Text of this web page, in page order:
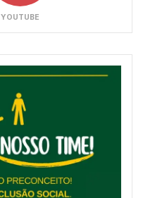
YOUTUBE